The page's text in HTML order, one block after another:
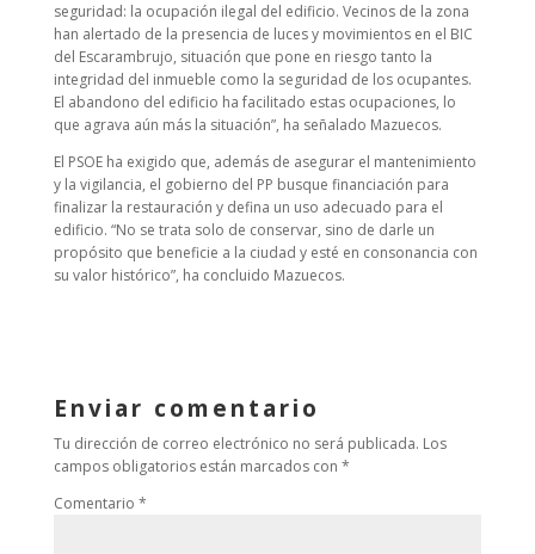
seguridad: la ocupación ilegal del edificio. Vecinos de la zona
han alertado de la presencia de luces y movimientos en el BIC
del Escarambrujo, situación que pone en riesgo tanto la
integridad del inmueble como la seguridad de los ocupantes.
El abandono del edificio ha facilitado estas ocupaciones, lo
que agrava aún más la situación”, ha señalado Mazuecos.
El PSOE ha exigido que, además de asegurar el mantenimiento
y la vigilancia, el gobierno del PP busque financiación para
finalizar la restauración y defina un uso adecuado para el
edificio. “No se trata solo de conservar, sino de darle un
propósito que beneficie a la ciudad y esté en consonancia con
su valor histórico”, ha concluido Mazuecos.
Enviar comentario
Tu dirección de correo electrónico no será publicada. Los
campos obligatorios están marcados con *
Comentario *